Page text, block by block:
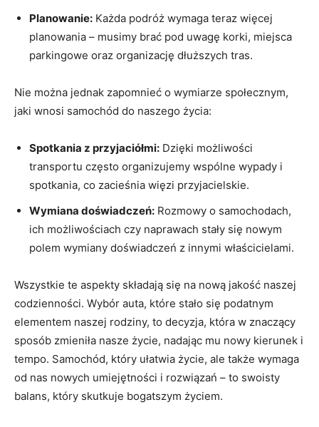
Planowanie: Każda podróż wymaga teraz więcej
planowania – musimy brać pod uwagę korki, miejsca
parkingowe oraz organizację dłuższych tras.
Nie można jednak zapomnieć o wymiarze społecznym,
jaki wnosi samochód do naszego życia:
Spotkania z przyjaciółmi: Dzięki możliwości
transportu często organizujemy wspólne wypady i
spotkania, co zacieśnia więzi przyjacielskie.
Wymiana doświadczeń: Rozmowy o samochodach,
ich możliwościach czy naprawach stały się nowym
polem wymiany doświadczeń z innymi właścicielami.
Wszystkie te aspekty składają się na nową jakość naszej
codzienności. Wybór auta, które stało się podatnym
elementem naszej rodziny, to decyzja, która w znaczący
sposób zmieniła nasze życie, nadając mu nowy kierunek i
tempo. Samochód, który ułatwia życie, ale także wymaga
od nas nowych umiejętności i rozwiązań – to swoisty
balans, który skutkuje bogatszym życiem.